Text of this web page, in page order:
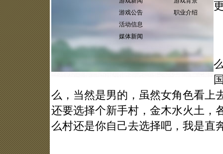
么，当然是男的，虽然女角色看上
还要选择个新手村，金木水火土，
么村还是你自己去选择吧，我是直